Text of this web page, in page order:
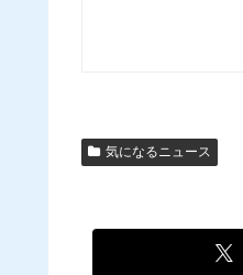
気になるニュース